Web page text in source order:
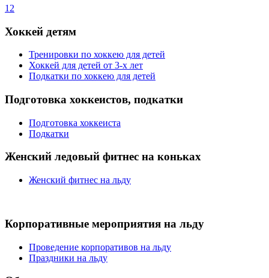
1 2
Хоккей детям
Тренировки по хоккею для детей
Хоккей для детей от 3-х лет
Подкатки по хоккею для детей
Подготовка хоккеистов, подкатки
Подготовка хоккеиста
Подкатки
Женский ледовый фитнес на коньках
Женский фитнес на льду
Корпоративные мероприятия на льду
Проведение корпоративов на льду
Праздники на льду